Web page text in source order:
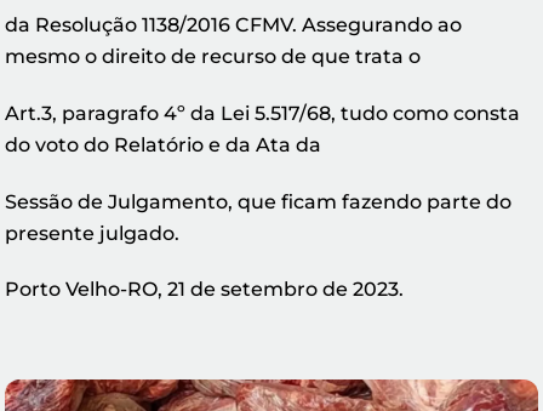
da Resolução 1138/2016 CFMV. Assegurando ao
mesmo o direito de recurso de que trata o
Art.3, paragrafo 4º da Lei 5.517/68, tudo como consta
do voto do Relatório e da Ata da
Sessão de Julgamento, que ficam fazendo parte do
presente julgado.
Porto Velho-RO, 21 de setembro de 2023.